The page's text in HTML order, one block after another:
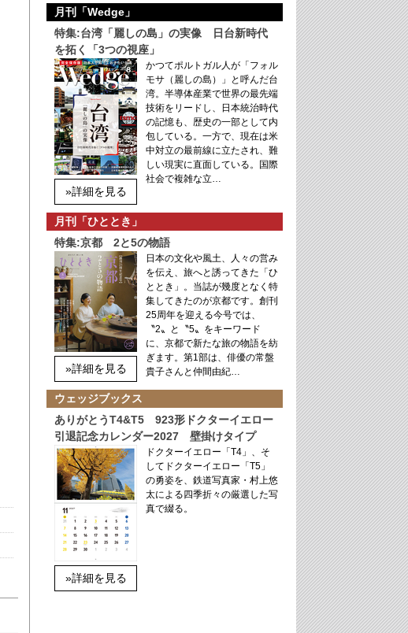
月刊「Wedge」
特集:台湾「麗しの島」の実像 日台新時代
を拓く「3つの視座」
»詳細を見る
かつてポルトガル人が「フォル
モサ（麗しの島）」と呼んだ台
湾。半導体産業で世界の最先端
技術をリードし、日本統治時代
の記憶も、歴史の一部として内
包している。一方で、現在は米
中対立の最前線に立たされ、難
しい現実に直面している。国際
社会で複雑な立…
月刊「ひととき」
特集:京都 2と5の物語
»詳細を見る
日本の文化や風土、人々の営み
を伝え、旅へと誘ってきた「ひ
ととき」。当誌が幾度となく特
集してきたのが京都です。創刊
25周年を迎える今号では、
〝2〟と〝5〟をキーワード
に、京都で新たな旅の物語を紡
ぎます。第1部は、俳優の常盤
貴子さんと仲間由紀…
ウェッジブックス
ありがとうT4&T5 923形ドクターイエロー
引退記念カレンダー2027 壁掛けタイプ
»詳細を見る
ドクターイエロー「T4」、そ
してドクターイエロー「T5」
の勇姿を、鉄道写真家・村上悠
太による四季折々の厳選した写
真で綴る。